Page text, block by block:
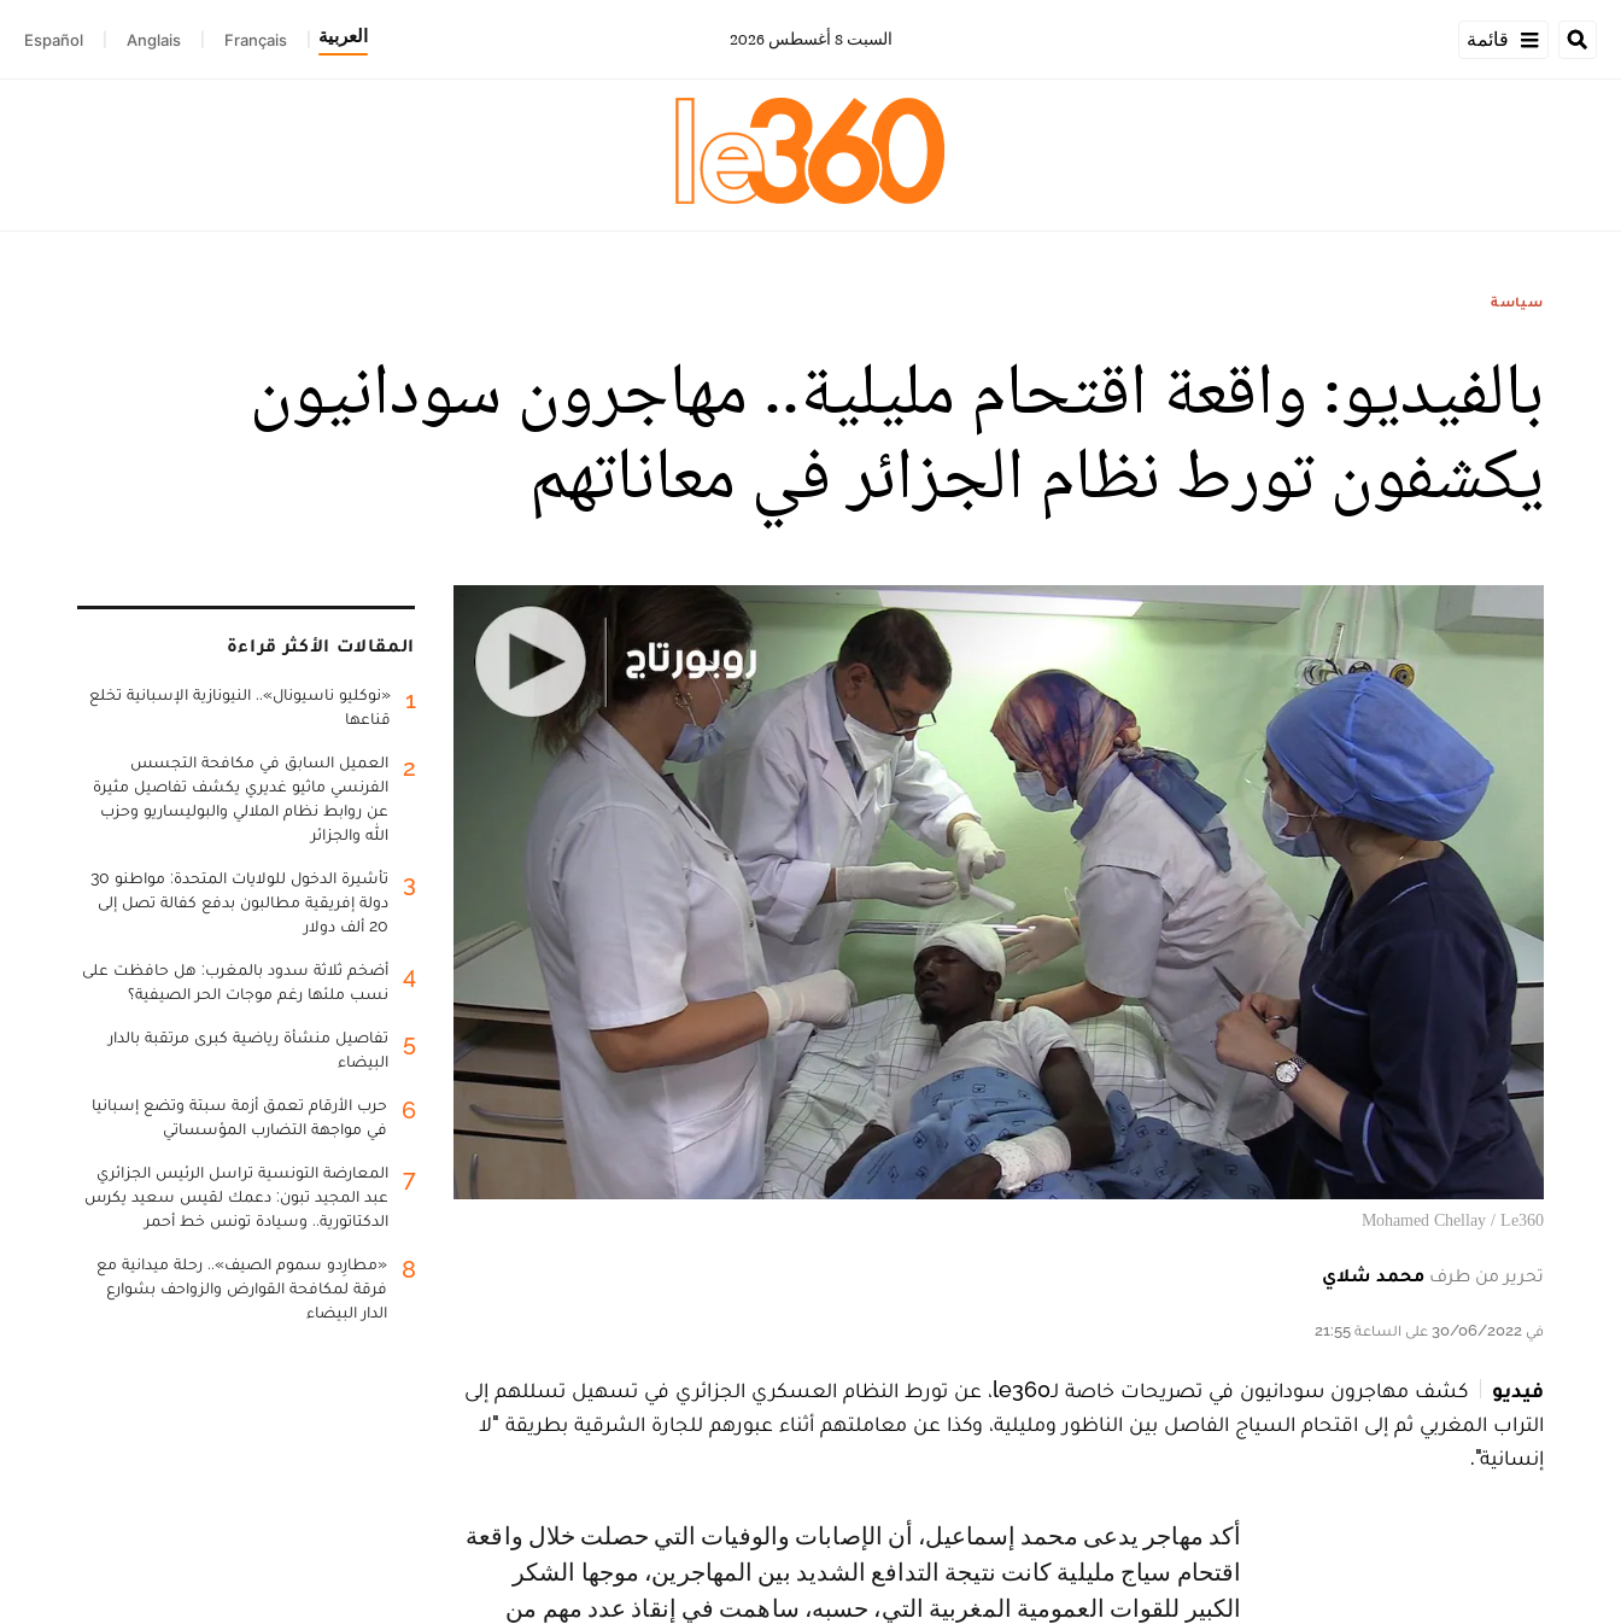
قائمة السبت 8 أغسطس 2026 العربية Français
Anglais
Español
سياسة
بالفيديو: واقعة اقتحام مليلية.. مهاجرون سودانيون
يكشفون تورط نظام الجزائر في معاناتهم
Mohamed Chellay / Le360
تحرير من طرف محمد شلاي
في 30/06/2022 على الساعة 21:55
فيديو
كشف مهاجرون سودانيون في تصريحات خاصة لـle360، عن تورط النظام العسكري الجزائري في تسهيل تسللهم إلى
التراب المغربي ثم إلى اقتحام السياج الفاصل بين الناظور ومليلية، وكذا عن معاملتهم أثناء عبورهم للجارة الشرقية بطريقة "لا
إنسانية".
أكد مهاجر يدعى محمد إسماعيل، أن الإصابات والوفيات التي حصلت خلال واقعة
اقتحام سياج مليلية كانت نتيجة التدافع الشديد بين المهاجرين، موجها الشكر
الكبير للقوات العمومية المغربية التي، حسبه، ساهمت في إنقاذ عدد مهم من
المقالات الأكثر قراءة
1
«نوكليو ناسيونال».. النيونازية الإسبانية تخلع
قناعها
2
العميل السابق في مكافحة التجسس
الفرنسي ماثيو غديري يكشف تفاصيل مثيرة
عن روابط نظام الملالي والبوليساريو وحزب
الله والجزائر
3
تأشيرة الدخول للولايات المتحدة: مواطنو 30
دولة إفريقية مطالبون بدفع كفالة تصل إلى
20 ألف دولار
4
أضخم ثلاثة سدود بالمغرب: هل حافظت على
نسب ملئها رغم موجات الحر الصيفية؟
5
تفاصيل منشأة رياضية كبرى مرتقبة بالدار
البيضاء
6
حرب الأرقام تعمق أزمة سبتة وتضع إسبانيا
في مواجهة التضارب المؤسساتي
7
المعارضة التونسية تراسل الرئيس الجزائري
عبد المجيد تبون: دعمك لقيس سعيد يكرس
الدكتاتورية.. وسيادة تونس خط أحمر
8
«مطارِدو سموم الصيف».. رحلة ميدانية مع
فرقة لمكافحة القوارض والزواحف بشوارع
الدار البيضاء